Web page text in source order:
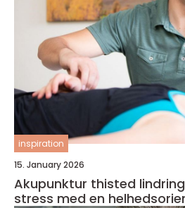
inspiration
15. January 2026
Akupunktur thisted lindring af smerter og
stress med en